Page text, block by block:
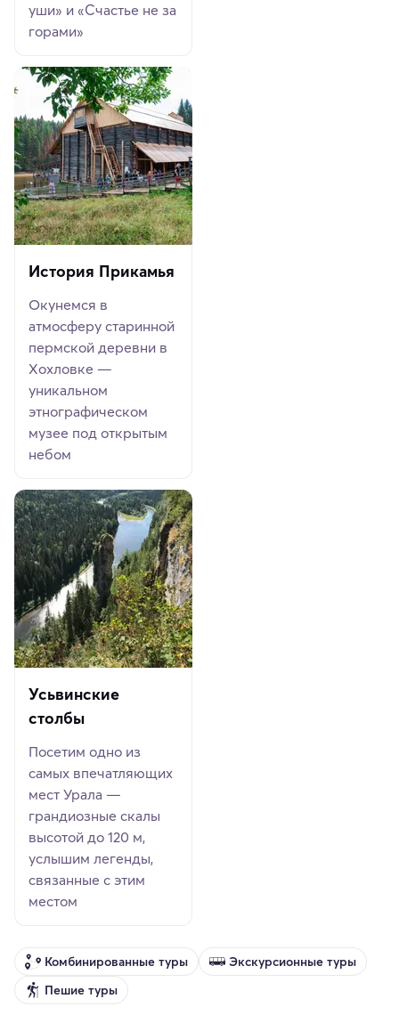
уши» и «Счастье не за
горами»
История Прикамья
Окунемся в
атмосферу старинной
пермской деревни в
Хохловке —
уникальном
этнографическом
музее под открытым
небом
Усьвинские
столбы
Посетим одно из
самых впечатляющих
мест Урала —
грандиозные скалы
высотой до 120 м,
услышим легенды,
связанные с этим
местом
Комбинированные туры
Экскурсионные туры
Пешие туры